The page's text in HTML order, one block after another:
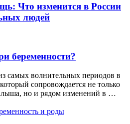
Что изменится в России
людей
беременности?
самых волнительных периодов в
сопровождается не только
но и рядом изменений в …
и роды